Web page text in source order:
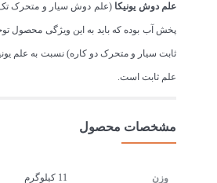
علم دوش یونیکا (علم دوش سیار و متحرک تک
پخش آب بوده که باید به این ویژگی محصول
ثابت سیار و متحرک دو کاره) نسبت به علم
علم ثابت است.
مشخصات محصول
وزن 11 کیلوگرم